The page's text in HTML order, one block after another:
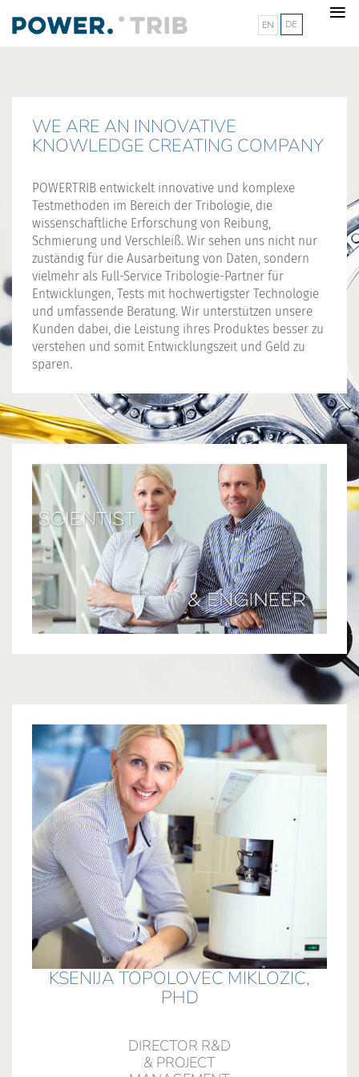
≡
Sprache auswählen
WE ARE AN INNOVATIVE
KNOWLEDGE CREATING COMPANY
POWERTRIB entwickelt innovative und komplexe
Testmethoden im Bereich der Tribologie, die
wissenschaftliche Erforschung von Reibung,
Schmierung und Verschleiß. Wir sehen uns nicht nur
zuständig für die Ausarbeitung von Daten, sondern
vielmehr als Full-Service Tribologie-Partner für
Entwicklungen, Tests mit hochwertigster Technologie
und umfassende Beratung. Wir unterstützen unsere
Kunden dabei, die Leistung ihres Produktes besser zu
verstehen und somit Entwicklungszeit und Geld zu
sparen.
KSENIJA TOPOLOVEC MIKLOZIC,
PHD
DIRECTOR R&D
& PROJECT